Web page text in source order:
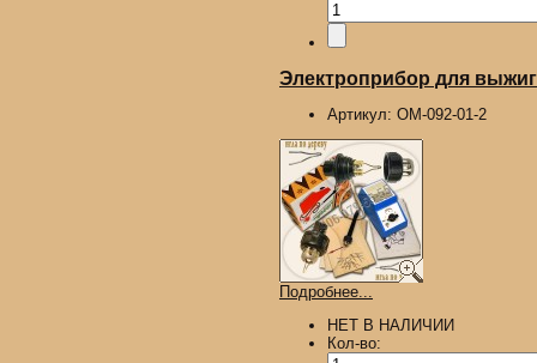
Электроприбор для
Артикул: ОМ-092-01-2
Подробнее...
НЕТ В НАЛИЧИИ
Кол-во: